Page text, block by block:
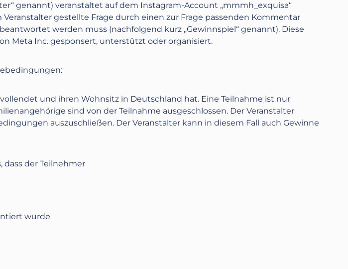
genannt) veranstaltet auf dem Instagram-Account „mmmh_exquisa“
gestellte Frage durch einen zur Frage passenden Kommentar
werden muss (nachfolgend kurz „Gewinnspiel“ genannt). Diese
Meta Inc. gesponsert, unterstützt oder organisiert.
und ihren Wohnsitz in Deutschland hat. Eine Teilnahme ist nur
sind von der Teilnahme ausgeschlossen. Der Veranstalter
auszuschließen. Der Veranstalter kann in diesem Fall auch Gewinne
dass der Teilnehmer
wurde